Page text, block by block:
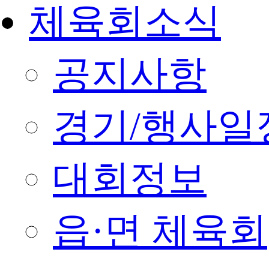
체육회소식
공지사항
경기/행사일
대회정보
읍·면 체육회